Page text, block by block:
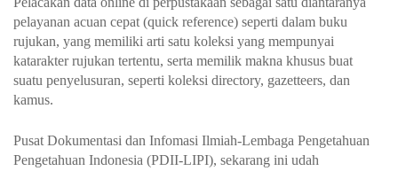
pelayanan acuan cepat (quick reference) seperti dalam buku
rujukan, yang memiliki arti satu koleksi yang mempunyai
katarakter rujukan tertentu, serta memilik makna khusus buat
suatu penyelusuran, seperti koleksi directory, gazetteers, dan
kamus.
Pusat Dokumentasi dan Infomasi Ilmiah-Lembaga Pengetahuan
Pengetahuan Indonesia (PDII-LIPI), sekarang ini udah